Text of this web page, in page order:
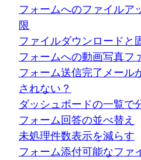
フォームへのファイルア
限
ファイルダウンロードと
フォームへの動画写真フ
フォーム送信完了メール
されない？
ダッシュボードの一覧で
フォーム回答の並べ替え
未処理件数表示を減らす
フォーム添付可能なファ